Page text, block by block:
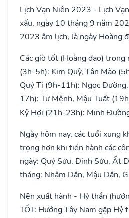
Lịch Vạn Niên 2023 - Lịch
xấu, ngày 10 tháng 9 năm
2023 âm lịch, là ngày Hoàng
Các giờ tốt (Hoàng đạo) trong
(3h-5h): Kim Quỹ, Tân Mão
Quý Tị (9h-11h): Ngọc
17h): Tư Mệnh, Mậu Tuất
Kỷ Hợi (21h-23h): Minh
Ngày hôm nay, các tuổi xung
trọng hơn khi tiến hành các
ngày: Quý Sửu, Đinh Sửu, Ất
tháng: Nhâm Dần, Mậu Dần,
Nên xuất hành - Hỷ thần
TỐT: Hướng Tây Nam gặp Hỷ